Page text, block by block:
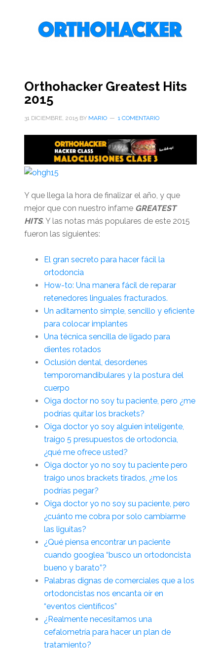
Orthohacker Greatest Hits
2015
31 DICIEMBRE, 2015BY MARIO 1 COMENTARIO
Y que llega la hora de finalizar el año, y que
mejor que con nuestro infame GREATEST
HITS. Y las notas más populares de este 2015
fueron las siguientes:
El gran secreto para hacer fácil la
ortodoncia
How-to: Una manera fácil de reparar
retenedores linguales fracturados.
Un aditamento simple, sencillo y eficiente
para colocar implantes
Una técnica sencilla de ligado para
dientes rotados
Oclusión dental, desordenes
temporomandibulares y la postura del
cuerpo
Oiga doctor no soy tu paciente, pero ¿me
podrías quitar los brackets?
Oiga doctor yo soy alguien inteligente,
traigo 5 presupuestos de ortodoncia,
¿qué me ofrece usted?
Oiga doctor yo no soy tu paciente pero
traigo unos brackets tirados, ¿me los
podrías pegar?
Oiga doctor yo no soy su paciente, pero
¿cuánto me cobra por solo cambiarme
las liguitas?
¿Qué piensa encontrar un paciente
cuando googlea “busco un ortodoncista
bueno y barato”?
Palabras dignas de comerciales que a los
ortodoncistas nos encanta oír en
“eventos científicos”
¿Realmente necesitamos una
cefalometría para hacer un plan de
tratamiento?